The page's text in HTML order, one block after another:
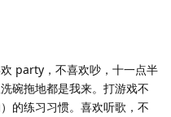
party，不喜欢吵，十一点半
碗拖地都是我来。打游戏不
的练习习惯。喜欢听歌，不